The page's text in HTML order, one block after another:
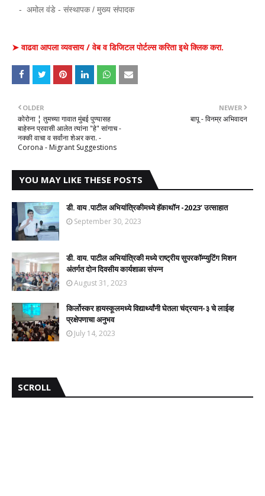
- अमोल वंडे - संस्थापक / मुख्य संपादक
➤ वाढवा आपला व्यवसाय / वेब व डिजिटल पोर्टल्स करिता इथे क्लिक करा.
NEWER
बापू - विनम्र अभिवादन
OLDER
कोरोना ¦ तुमच्या गावात मुंबई पुण्यासह
बाहेरुन प्रवासी आलेत त्यांना "हे" सांगाच -
नक्की वाचा व सर्वांना शेअर करा. -
Corona - Migrant Suggestions
YOU MAY LIKE THESE POSTS
डी. वाय .पाटील अभियांत्रिकीमध्ये हॅकाथॉन -2023’ उत्साहात
September 30, 2023
डी. वाय. पाटील अभियांत्रिकी मध्ये राष्ट्रीय सुपरकॉम्प्युटिंग मिशन
अंतर्गत दोन दिवसीय कार्यशाळा संपन्न
August 31, 2023
किर्लोस्कर हायस्कूलमध्ये विद्यार्थ्यांनी घेतला चंद्रयान-३ चे लाईव्ह
प्रक्षेपणाचा अनुभव
July 14, 2023
SCROLL